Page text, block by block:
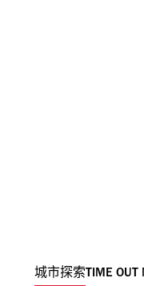
城市探索TIME OUT